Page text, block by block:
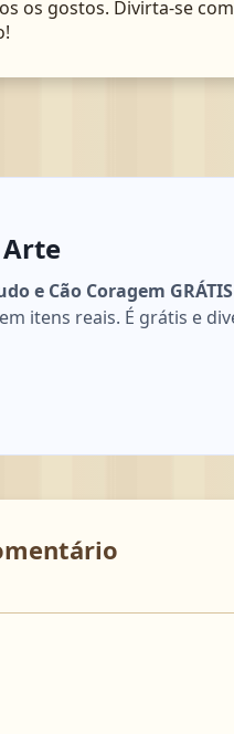
os gostos. Divirta-se
Arte
e Cão Coragem
itens reais. É grátis e